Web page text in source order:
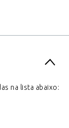
na lista abaixo: